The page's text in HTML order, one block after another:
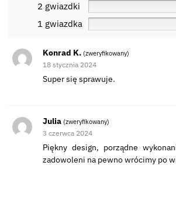
2 gwiazdki
1 gwiazdka
Konrad K. (zweryfikowany)
18 stycznia 2024
Super się sprawuje.
Julia (zweryfikowany)
3 czerwca 2024
Piękny design, porządne
zadowoleni na pewno wrócimy po